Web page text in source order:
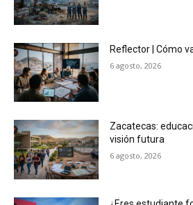
Reflector | Cómo
6 agosto, 2026
Zacatecas:
visión futura
6 agosto, 2026